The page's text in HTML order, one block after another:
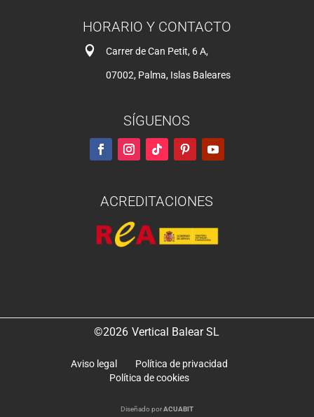
HORARIO Y CONTACTO
 Carrer de Can Petit, 6 A,
07002, Palma, Islas Baleares
SÍGUENOS
ACREDITACIONES
©2026 Vertical Balear SL
Aviso legal
Política de privacidad
Política de cookies
Diseñado porACUABIT